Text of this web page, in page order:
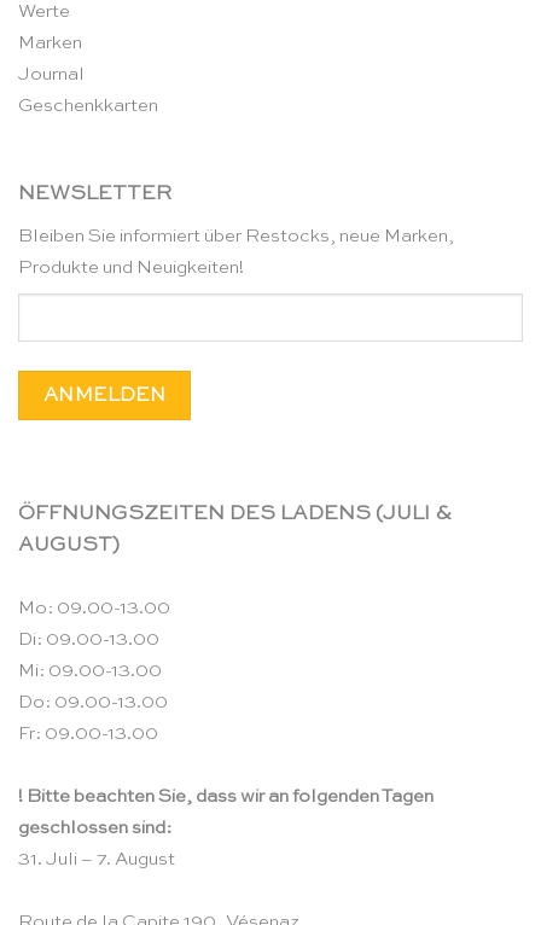
Werte
Marken
Journal
Geschenkkarten
NEWSLETTER
Bleiben Sie informiert über Restocks, neue Marken,
Produkte und Neuigkeiten!
ÖFFNUNGSZEITEN DES LADENS (JULI &
AUGUST)
Mo: 09.00-13.00
Di: 09.00-13.00
Mi: 09.00-13.00
Do: 09.00-13.00
Fr: 09.00-13.00
! Bitte beachten Sie, dass wir an folgenden Tagen
geschlossen sind:
31. Juli – 7. August